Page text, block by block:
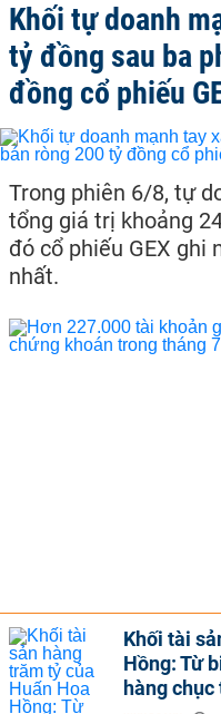
Khối tự doanh
tỷ đồng sau ba
đồng cổ phiếu
Trong phiên 6/8, tự
tổng giá trị khoảng
đó cổ phiếu GEX ghi
nhất.
Khối tài
Hồng: Từ
hàng